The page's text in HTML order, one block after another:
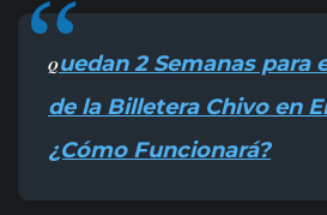
Quedan 2 Semanas para
de la Billetera Chivo en
¿Cómo Funcionará?